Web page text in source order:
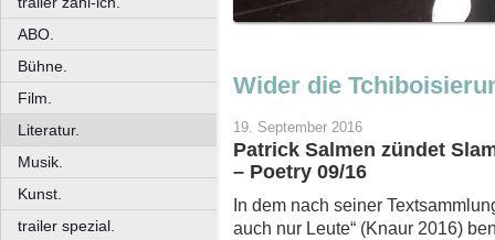
ABO.
Bühne.
Film.
Literatur.
Musik.
Kunst.
trailer spezial.
Wider die
19. September 2016
Patrick Salmen zündet
– Poetry 09/16
In dem nach seiner
auch nur Leute“ (Knaur 2016)